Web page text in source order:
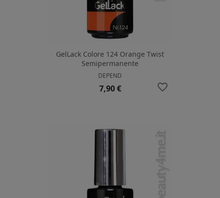
GelLack Colore 124 Orange Twist
Semipermanente
DEPEND
Prezzo
7,90 € favorite_border